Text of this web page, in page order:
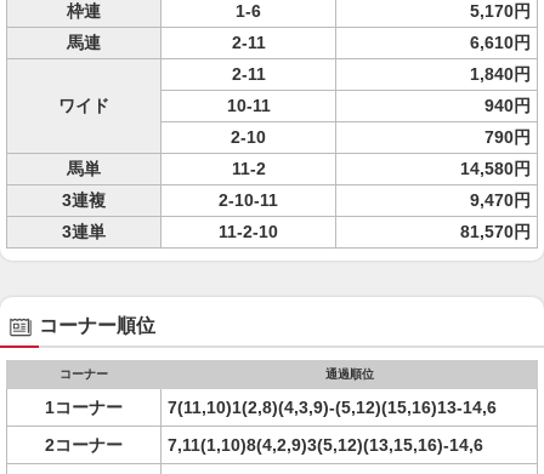
枠連
1-6
5,170円
馬連
2-11 6,610円
ワイド
2-11
1,840円
10-11
940円
2-10
790円
馬単
11-2
14,580円
3連複
2-10-11
9,470円
3連単
11-2-10 81,570円
コーナー順位
コーナー 通過順位
1コーナー
7(11,10)1(2,8)(4,3,9)-(5,12)(15,16)13-14,6
2コーナー
7,11(1,10)8(4,2,9)3(5,12)(13,15,16)-14,6